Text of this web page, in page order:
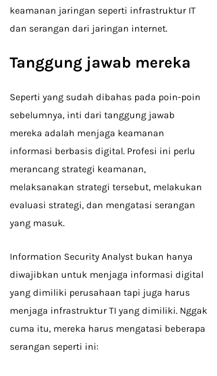
keamanan jaringan seperti infrastruktur IT
dan serangan dari jaringan internet.
Tanggung jawab mereka
Seperti yang sudah dibahas pada poin-poin
sebelumnya, inti dari tanggung jawab
mereka adalah menjaga keamanan
informasi berbasis digital. Profesi ini perlu
merancang strategi keamanan,
melaksanakan strategi tersebut, melakukan
evaluasi strategi, dan mengatasi serangan
yang masuk.
Information Security Analyst bukan hanya
diwajibkan untuk menjaga informasi digital
yang dimiliki perusahaan tapi juga harus
menjaga infrastruktur TI yang dimiliki. Nggak
cuma itu, mereka harus mengatasi beberapa
serangan seperti ini: